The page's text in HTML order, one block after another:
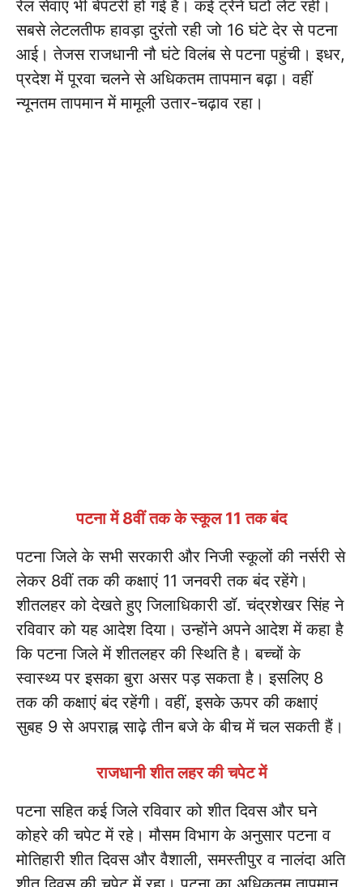
रेल सेवाएं भी बेपटरी हो गई हैं। कई ट्रेनें घंटों लेट रहीं।
सबसे लेटलतीफ हावड़ा दुरंतो रही जो 16 घंटे देर से पटना
आई। तेजस राजधानी नौ घंटे विलंब से पटना पहुंची। इधर,
प्रदेश में पूरवा चलने से अधिकतम तापमान बढ़ा। वहीं
न्यूनतम तापमान में मामूली उतार-चढ़ाव रहा।
पटना में 8वीं तक के स्कूल 11 तक बंद
पटना जिले के सभी सरकारी और निजी स्कूलों की नर्सरी से
लेकर 8वीं तक की कक्षाएं 11 जनवरी तक बंद रहेंगे।
शीतलहर को देखते हुए जिलाधिकारी डॉ. चंद्रशेखर सिंह ने
रविवार को यह आदेश दिया। उन्होंने अपने आदेश में कहा है
कि पटना जिले में शीतलहर की स्थिति है। बच्चों के
स्वास्थ्य पर इसका बुरा असर पड़ सकता है। इसलिए 8
तक की कक्षाएं बंद रहेंगी। वहीं, इसके ऊपर की कक्षाएं
सुबह 9 से अपराह्न साढ़े तीन बजे के बीच में चल सकती हैं।
राजधानी शीत लहर की चपेट में
पटना सहित कई जिले रविवार को शीत दिवस और घने
कोहरे की चपेट में रहे। मौसम विभाग के अनुसार पटना व
मोतिहारी शीत दिवस और वैशाली, समस्तीपुर व नालंदा अति